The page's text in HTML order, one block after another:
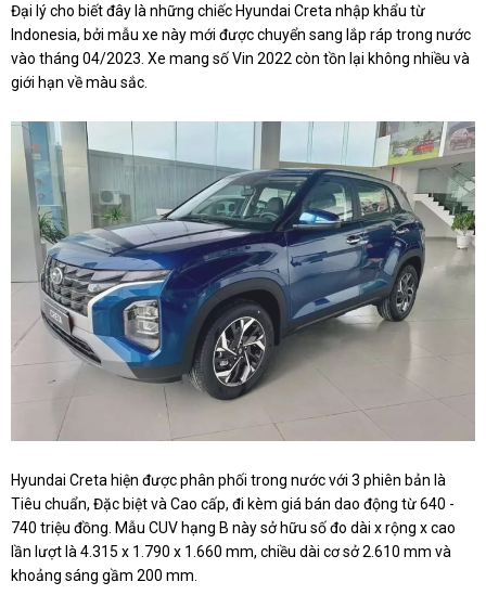
Đại lý cho biết đây là những chiếc Hyundai Creta nhập khẩu từ
Indonesia, bởi mẫu xe này mới được chuyển sang lắp ráp trong nước
vào tháng 04/2023. Xe mang số Vin 2022 còn tồn lại không nhiều và
giới hạn về màu sắc.
Hyundai Creta hiện được phân phối trong nước với 3 phiên bản là
Tiêu chuẩn, Đặc biệt và Cao cấp, đi kèm giá bán dao động từ 640 -
740 triệu đồng. Mẫu CUV hạng B này sở hữu số đo dài x rộng x cao
lần lượt là 4.315 x 1.790 x 1.660 mm, chiều dài cơ sở 2.610 mm và
khoảng sáng gầm 200 mm.